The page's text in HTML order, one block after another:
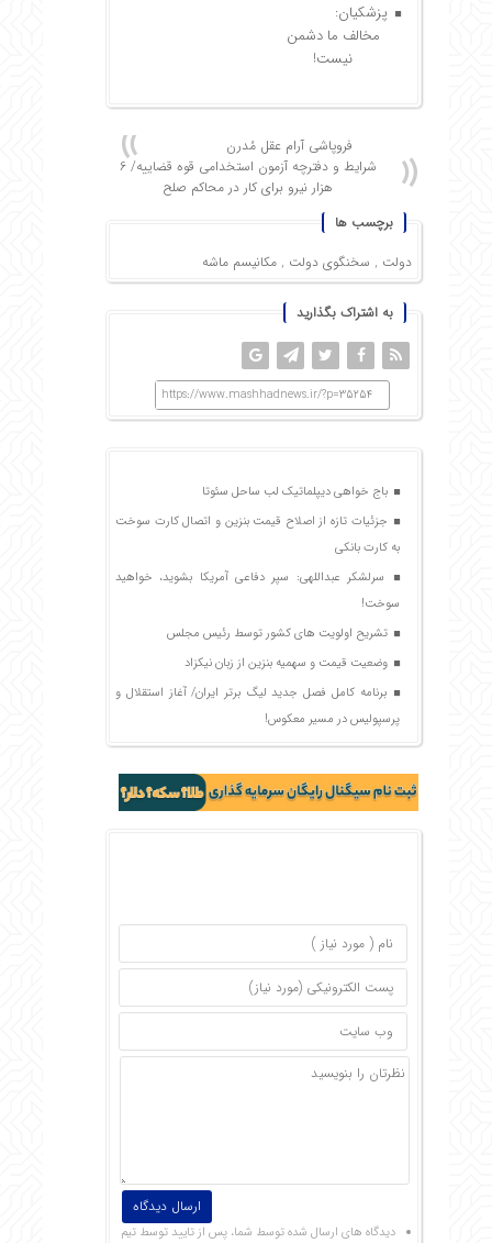
پزشکیان:
مخالف ما دشمن
نیست!
فروپاشی آرام عقل مُدرن
شرایط و دفترچه آزمون استخدامی قوه قضاییه/ 6
هزار نیرو برای کار در محاکم صلح
برچسب ها
دولت , سخنگوی دولت , مکانیسم ماشه
به اشتراک بگذارید
https://www.mashhadnews.ir/?p=35254
باج خواهی دیپلماتیک لب ساحل سئوتا
جزئیات تازه از اصلاح قیمت بنزین و اتصال کارت سوخت
به کارت بانکی
سرلشکر عبداللهی: سپر دفاعی آمریکا بشوید، خواهید
سوخت!
تشریح اولویت های کشور توسط رئیس مجلس
وضعیت قیمت و سهمیه بنزین از زبان نیکزاد
برنامه کامل فصل جدید لیگ برتر ایران/ آغاز استقلال و
پرسپولیس در مسیر معکوس!
دیدگاه های ارسال شده توسط شما، پس از تایید توسط تیم